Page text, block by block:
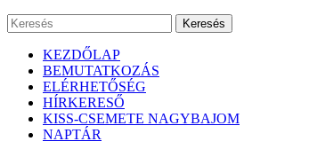
Keresés
KEZDŐLAP
BEMUTATKOZÁS
ELÉRHETŐSÉG
HÍRKERESŐ
KISS-CSEMETE NAGYBAJOM
NAPTÁR